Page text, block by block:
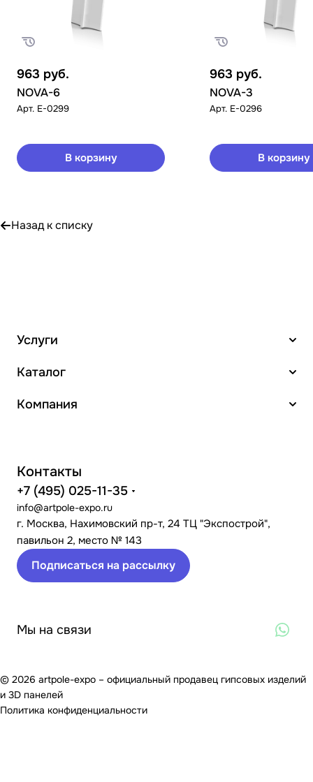
963 руб.
NOVA-6
Арт. E-0299
В корзину
963 руб.
NOVA-3
Арт. E-0296
В корзину
Назад к списку
Услуги
Каталог
Компания
Контакты
+7 (495) 025-11-35
info@artpole-expo.ru
г. Москва, Нахимовский пр-т, 24 ТЦ "Экспострой",
павильон 2, место № 143
Подписаться на рассылку
Мы на связи
© 2026 artpole-expo – официальный продавец гипсовых изделий
и 3D панелей
Политика конфиденциальности